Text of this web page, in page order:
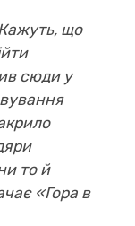
що
сюди у
то й
«Гора в